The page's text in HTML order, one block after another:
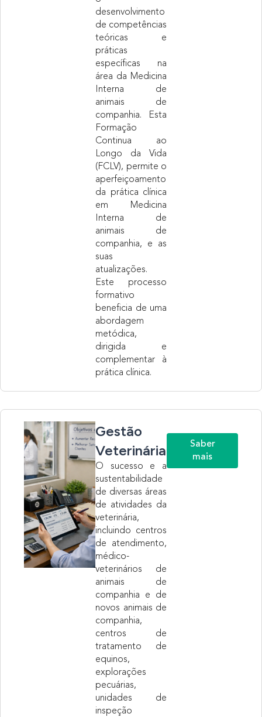
desenvolvimento
de competências
teóricas e
práticas
específicas na
área da Medicina
Interna de
animais de
companhia. Esta
Formação
Continua ao
Longo da Vida
(FCLV), permite o
aperfeiçoamento
da prática clínica
em Medicina
Interna de
animais de
companhia, e as
suas
atualizações.
Este processo
formativo
beneficia de uma
abordagem
metódica,
dirigida e
complementar à
prática clínica.
Gestão
Veterinária
O sucesso e a
sustentabilidade
de diversas áreas
de atividades da
veterinária,
incluindo centros
de atendimento,
médico-
veterinários de
animais de
companhia e de
novos animais de
companhia,
centros de
tratamento de
equinos,
explorações
pecuárias,
unidades de
inspeção
Saber
mais